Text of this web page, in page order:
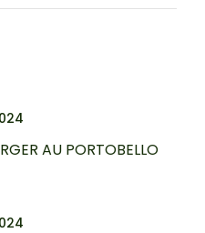
AU PORTOBELLO